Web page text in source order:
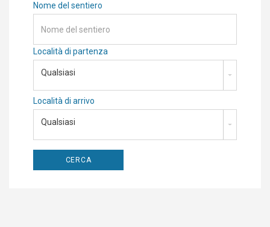
Nome del sentiero
Località di partenza
Qualsiasi
Località di arrivo
Qualsiasi